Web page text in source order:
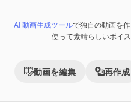
Premium
AI 動画生成ツールで独自の動画を
使って素晴らしいボイ
動画を編集 再作成